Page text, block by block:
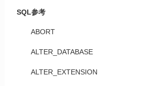
SQL参考
ABORT
ALTER_DATABASE
ALTER_EXTENSION